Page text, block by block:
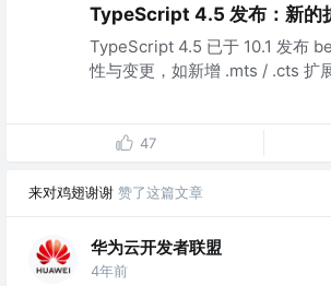
TypeScript 4.5 发布：新的
TypeScript 4.5 已于 10.1 发布
性与变更，如新增 .mts / .cts 扩
47
来对鸡翅谢谢 赞了这篇文章
华为云开发者联盟
4年前